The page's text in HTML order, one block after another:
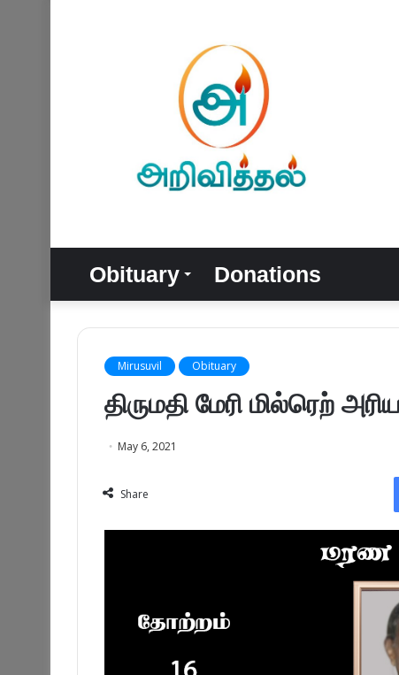
Obituary Donations
Mirusuvil Obituary
திருமதி மேரி மில்ரெற்
May 6, 2021
Share